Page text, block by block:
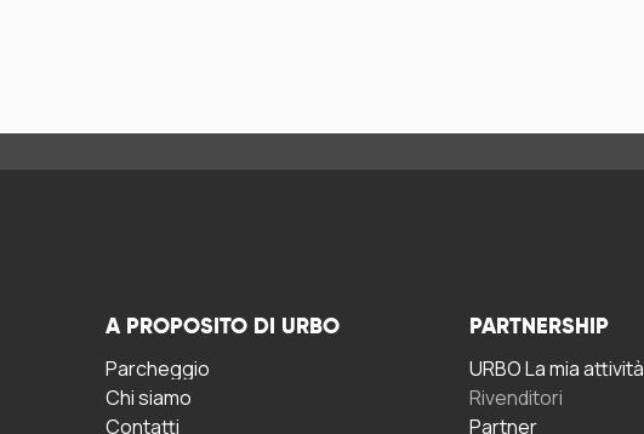
A PROPOSITO DI URBO
Parcheggio
Chi siamo
Contatti
PARTNERSHIP
URBO La mia attività
Rivenditori
Partner